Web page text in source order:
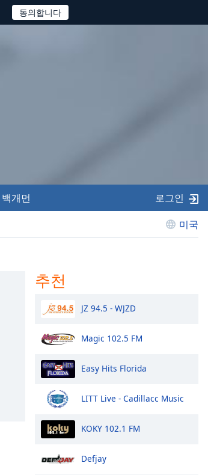
미국
백개먼 로그인
추천
JZ 94.5 - WJZD
Magic 102.5 FM
Easy Hits Florida
LITT Live - Cadillacc Music
KOKY 102.1 FM
Defjay